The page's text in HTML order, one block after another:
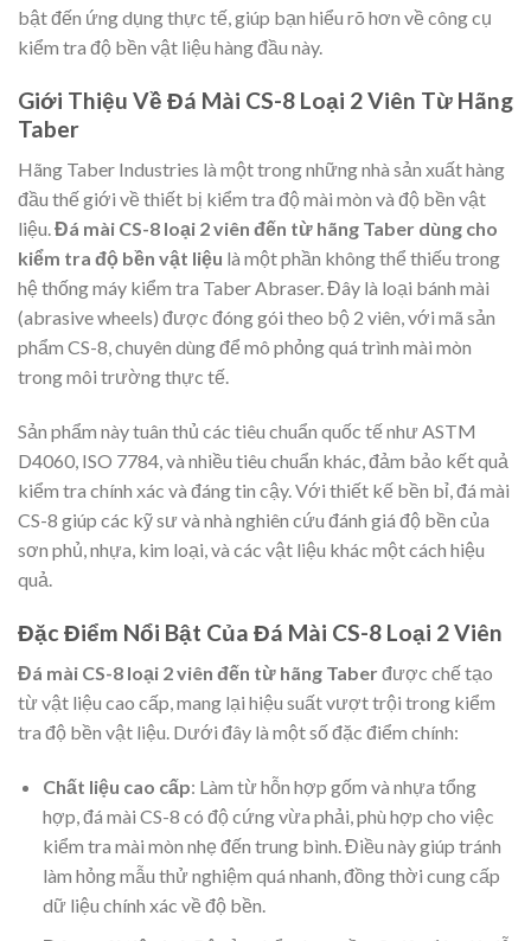
bật đến ứng dụng thực tế, giúp bạn hiểu rõ hơn về công cụ
kiểm tra độ bền vật liệu hàng đầu này.
Giới Thiệu Về Đá Mài CS-8 Loại 2 Viên Từ Hãng
Taber
Hãng Taber Industries là một trong những nhà sản xuất hàng
đầu thế giới về thiết bị kiểm tra độ mài mòn và độ bền vật
liệu.Đá mài CS-8 loại 2 viên đến từ hãng Taber dùng cho
kiểm tra độ bền vật liệu là một phần không thể thiếu trong
hệ thống máy kiểm tra Taber Abraser. Đây là loại bánh mài
(abrasive wheels) được đóng gói theo bộ 2 viên, với mã sản
phẩm CS-8, chuyên dùng để mô phỏng quá trình mài mòn
trong môi trường thực tế.
Sản phẩm này tuân thủ các tiêu chuẩn quốc tế như ASTM
D4060, ISO 7784, và nhiều tiêu chuẩn khác, đảm bảo kết quả
kiểm tra chính xác và đáng tin cậy. Với thiết kế bền bỉ, đá mài
CS-8 giúp các kỹ sư và nhà nghiên cứu đánh giá độ bền của
sơn phủ, nhựa, kim loại, và các vật liệu khác một cách hiệu
quả.
Đặc Điểm Nổi Bật Của Đá Mài CS-8 Loại 2 Viên
Đá mài CS-8 loại 2 viên đến từ hãng Taberđược chế tạo
từ vật liệu cao cấp, mang lại hiệu suất vượt trội trong kiểm
tra độ bền vật liệu. Dưới đây là một số đặc điểm chính:
Chất liệu cao cấp: Làm từ hỗn hợp gốm và nhựa tổng
hợp, đá mài CS-8 có độ cứng vừa phải, phù hợp cho việc
kiểm tra mài mòn nhẹ đến trung bình. Điều này giúp tránh
làm hỏng mẫu thử nghiệm quá nhanh, đồng thời cung cấp
dữ liệu chính xác về độ bền.